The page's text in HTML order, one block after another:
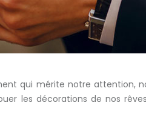
qui mérite notre attention,
les décorations de nos